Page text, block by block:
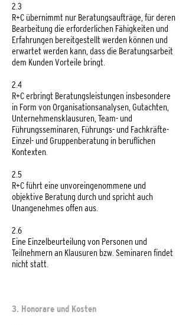
2.3
R+C übernimmt nur Beratungsaufträge, für deren
Bearbeitung die erforderlichen Fähigkeiten und
Erfahrungen bereitgestellt werden können und
erwartet werden kann, dass die Beratungsarbeit
dem Kunden Vorteile bringt.
2.4
R+C erbringt Beratungsleistungen insbesondere
in Form von Organisationsanalysen, Gutachten,
Unternehmensklausuren, Team- und
Führungsseminaren, Führungs- und Fachkräfte-
Einzel- und Gruppenberatung in beruflichen
Kontexten.
2.5
R+C führt eine unvoreingenommene und
objektive Beratung durch und spricht auch
Unangenehmes offen aus.
2.6
Eine Einzelbeurteilung von Personen und
Teilnehmern an Klausuren bzw. Seminaren findet
nicht statt.
3. Honorare und Kosten